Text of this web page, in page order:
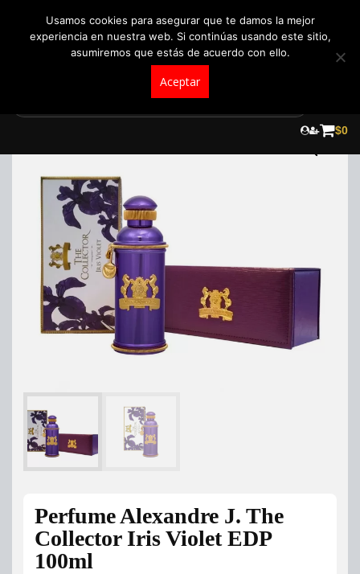
$0
Perfume Alexandre J. The
Collector Iris Violet EDP
100ml
Usamos cookies para asegurar que te damos la mejor
experiencia en nuestra web. Si continúas usando este sitio,
asumiremos que estás de acuerdo con ello.
Aceptar